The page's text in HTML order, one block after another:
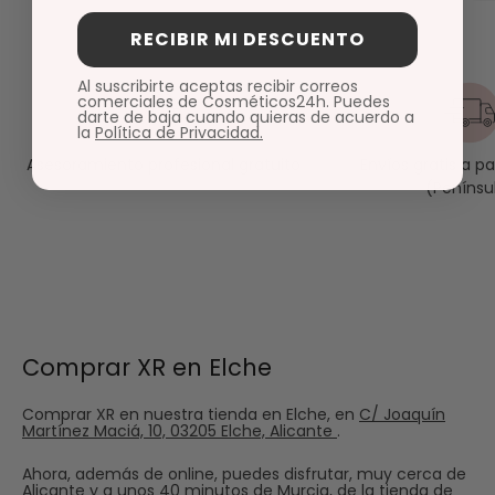
Asesoramiento profesional gratuito
Envíos gratis a
Comprar XR en Elche
Comprar XR en nuestra tienda en Elche, en C/ Joaquín
Martínez Maciá, 10, 03205 Elche, Alicante .
Ahora, además de online, puedes disfrutar, muy cerca de
Alicante y a unos 40 minutos de Murcia, de la tienda de
RECIBIR MI DESCUENTO
Al suscribirte aceptas recibir correos
comerciales de Cosméticos24h. Puedes
darte de baja cuando quieras de acuerdo a
la Política de Privacidad.